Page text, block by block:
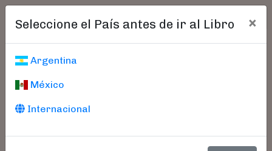
Seleccione el País antes de ir al Libro ×
Argentina
México
Internacional